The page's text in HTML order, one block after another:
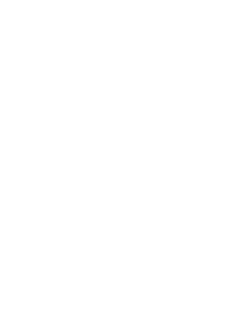
รและค่าคอมมิชชั่นการคัด